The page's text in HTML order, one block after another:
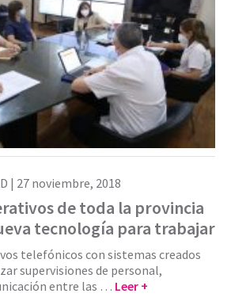
| 27 noviembre, 2018
de toda la provincia
tecnología para trabajar
telefónicos con sistemas creados
supervisiones de personal,
entre las … Leer +